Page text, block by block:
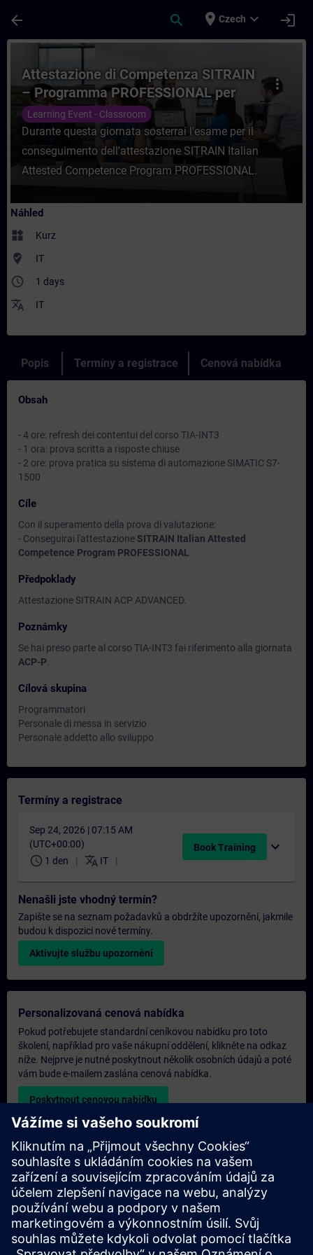
arrow_back search place Czech expand_more login
Kurz - Attestazione di Competenza
more_vert
Attestazione di Competenza SITRAIN
– Programma PROFESSIONAL per
Privatisti
Learning Event - Classroom
Durante questa giornata sosterrai l'esame per il
conseguimento dell'attestazione SITRAIN Italian
Attested Competence Program PROFESSIONAL.
Náhled
widgets Kurz
where_to_vote IT
access_time 1 days
translate IT
Popis Termíny a registrace Cenová nabídka
Obsah
- 4 ore: refresh dei contentui del corso TIA-INT3
- 1 ora: prova scritta a risposte chiuse
- 2 ore: prova pratica su sistema di automazione SIMATIC S7-
1500
Cíle
Con il superamento della prova di valutazione:
- Conseguirai l'attestazione SITRAIN Italian Attested
Competence Program PROFESSIONAL
Předpoklady
Attestazione SITRAIN ACP ADVANCED.
Poznámky
Se hai preso parte al corso TIA-INT3 fai riferimento alla giornata
ACP-P
Cílová skupina
Programmatori
Personale di messa in servizio
Personale addetto allo sviluppo
Termíny a registrace
Sep 24, 2026 | 07:15 AM
(UTC+00:00)
schedule 1 den translate IT
Book Training expand_more
Nenašli jste vhodný termín?
Zapište se na seznam požadavků a obdržíte upozornění, jakmile
budou k dispozici nové termíny.
Aktivujte službu upozornění
Personalizovaná cenová nabídka
Pokud potřebujete standardní ceníkovou nabídku pro toto
školení, například pro vaše nákupní oddělení, klikněte na odkaz
níže. Nejprve je nutné poskytnout několik osobních údajů a poté
vám bude e-mailem zaslána cenová nabídka.
Poskytnout cenovou nabídku
Poptávka exkluzivního školení
Pokud potřebujete cenovou nabídku na exkluzivní školení, ať už
prezenčně, virtuálně nebo v našem školicím středisku SITRAIN,
vyplňte níže uvedený poptávkový formulář. Tento typ
požadavku by byl vhodný pro větší skupiny (6 a více osob). Po
poskytnutí vašich kontaktních údajů a požadavků na školení od
nás obdržíte cenovou nabídku.